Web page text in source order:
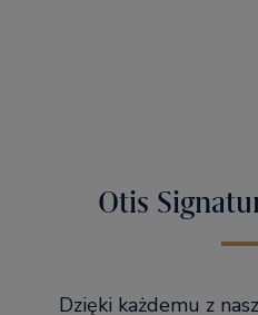
Otis
Dzięki każdemu z